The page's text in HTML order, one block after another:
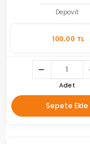
Depovit
100,00 TL
Adet
Sepete Ekle